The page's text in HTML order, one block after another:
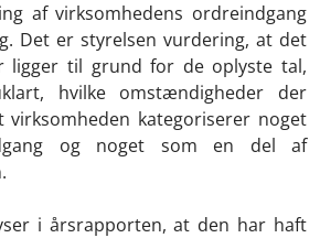
af virksomhedens ordreindgang
Det er styrelsen vurdering, at det
ligger til grund for de oplyste tal,
hvilke omstændigheder der
kategoriserer noget
og noget som en del af
i årsrapporten, at den har haft